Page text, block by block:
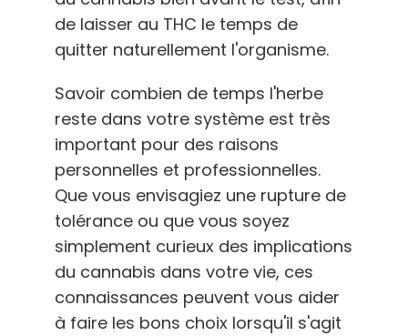
de laisser au THC le temps de
quitter naturellement l'organisme.
Savoir combien de temps l'herbe
reste dans votre système est très
important pour des raisons
personnelles et professionnelles.
Que vous envisagiez une rupture de
tolérance ou que vous soyez
simplement curieux des implications
du cannabis dans votre vie, ces
connaissances peuvent vous aider
à faire les bons choix lorsqu'il s'agit